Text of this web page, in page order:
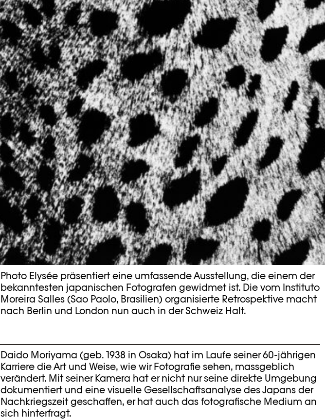
Photo Elysée präsentiert eine umfassende Ausstellung, die einem der
bekanntesten japanischen Fotografen gewidmet ist. Die vom Instituto
Moreira Salles (Sao Paolo, Brasilien) organisierte Retrospektive macht
nach Berlin und London nun auch in der Schweiz Halt.
Daido Moriyama (geb. 1938 in Osaka) hat im Laufe seiner 60-jährigen
Karriere die Art und Weise, wie wir Fotografie sehen, massgeblich
verändert. Mit seiner Kamera hat er nicht nur seine direkte Umgebung
dokumentiert und eine visuelle Gesellschaftsanalyse des Japans der
Nachkriegszeit geschaffen, er hat auch das fotografische Medium an
sich hinterfragt.